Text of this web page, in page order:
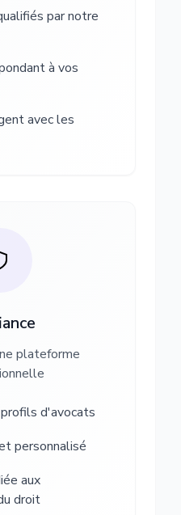
par notre
à vos
avec les
plateforme
d'avocats
personnalisé
aux
droit